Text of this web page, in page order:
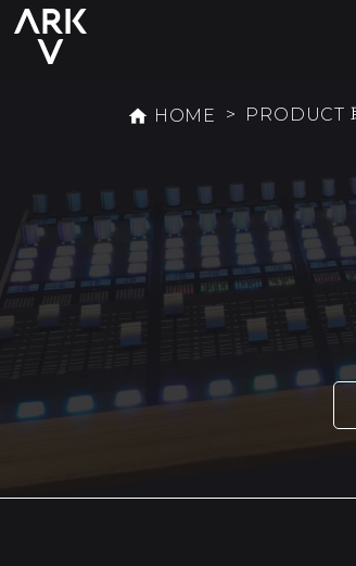
home HOME > PRODUCT